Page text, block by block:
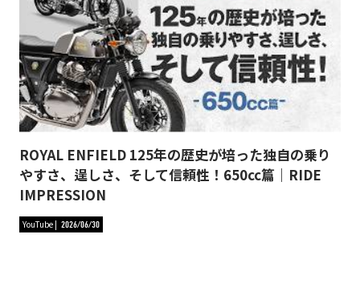
ROYAL ENFIELD 125年の歴史が培った独自の乗り
やすさ、逞しさ、そして信頼性！650cc篇｜RIDE
IMPRESSION
YouTube 2026/06/30